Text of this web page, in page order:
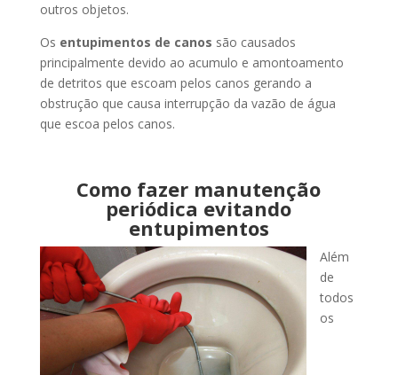
outros objetos.
Os entupimentos de canos são causados
principalmente devido ao acumulo e amontoamento
de detritos que escoam pelos canos gerando a
obstrução que causa interrupção da vazão de água
que escoa pelos canos.
Como fazer manutenção
periódica evitando
entupimentos
Além
de
todos
os